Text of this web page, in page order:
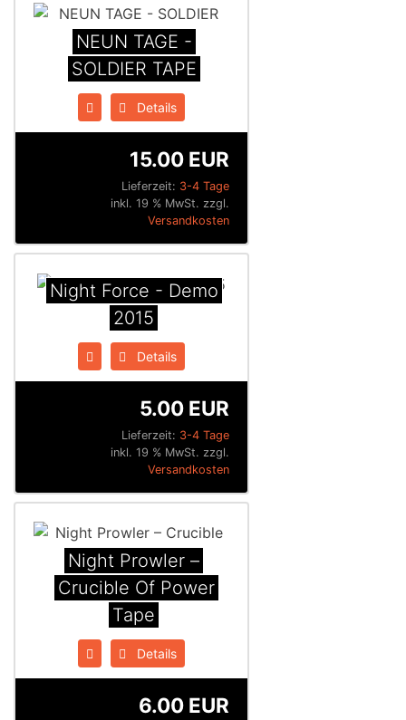
NEUN TAGE -
SOLDIER TAPE
Details
Lieferzeit: 3-4 Tage
15.00 EUR
inkl. 19 % MwSt. zzgl.
Versandkosten
Night Force - Demo
2015
Details
Lieferzeit: 3-4 Tage
5.00 EUR
inkl. 19 % MwSt. zzgl.
Versandkosten
Night Prowler –
Crucible Of Power
Tape
Details
6.00 EUR